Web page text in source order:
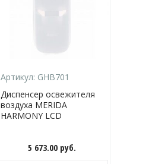
Артикул: GHB701
Диспенсер освежителя
воздуха MERIDA
HARMONY LCD
5 673.00 руб.